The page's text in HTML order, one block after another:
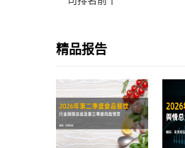
精品报告